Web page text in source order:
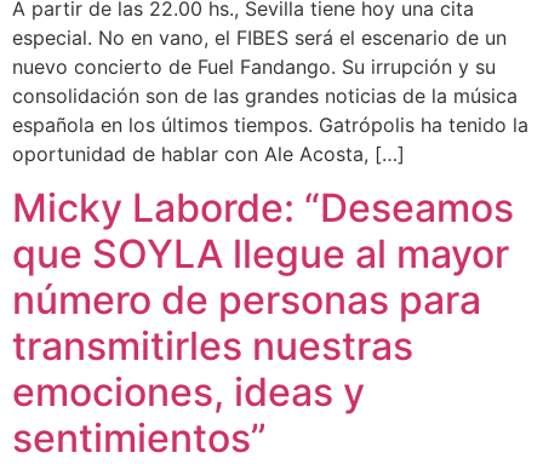
A partir de las 22.00 hs., Sevilla tiene hoy una cita
especial. No en vano, el FIBES será el escenario de un
nuevo concierto de Fuel Fandango. Su irrupción y su
consolidación son de las grandes noticias de la música
española en los últimos tiempos. Gatrópolis ha tenido la
oportunidad de hablar con Ale Acosta, […]
Micky Laborde: “Deseamos
que SOYLA llegue al mayor
número de personas para
transmitirles nuestras
emociones, ideas y
sentimientos”